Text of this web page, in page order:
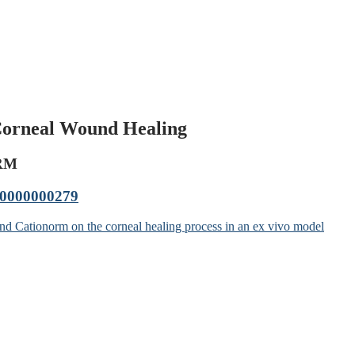
Wound Healing
Cationorm on the corneal healing process in an ex vivo model